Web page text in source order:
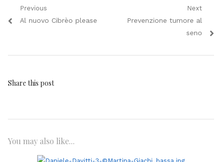
Navigazione
articoli
Previous
Previous
Al nuovo Cibrèo please
Next
Next
Prevenzione tumore al
seno
Share this post
You may also like...